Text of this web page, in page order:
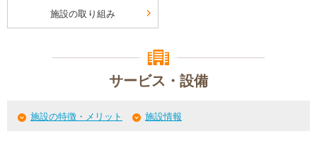
施設の取り組み
サービス・設備
施設の特徴・メリット 施設情報